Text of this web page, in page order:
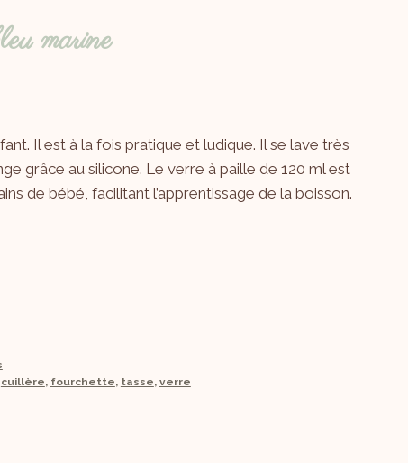
marine
Il est à la fois pratique et ludique. Il se lave très
grâce au silicone. Le verre à paille de 120 ml est
de bébé, facilitant l’apprentissage de la boisson.
cuillère, fourchette, tasse, verre